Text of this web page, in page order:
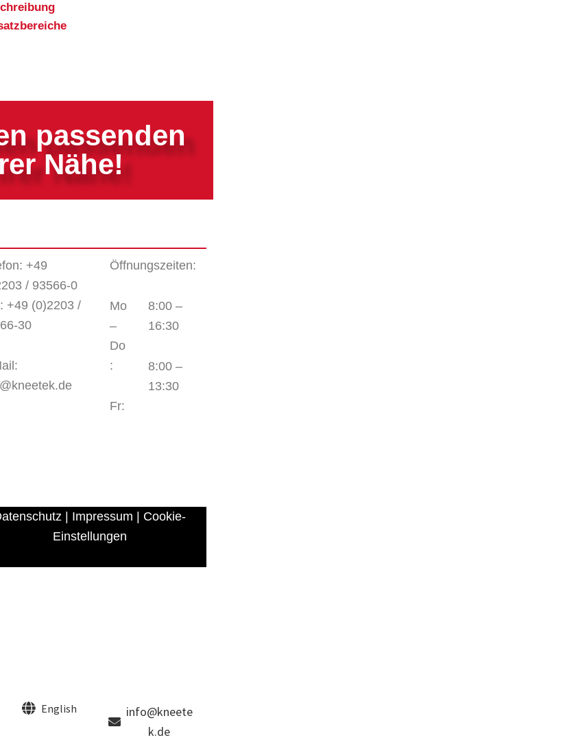
passenden
Nähe!
+49
/ 93566-0
+49 (0)2203 /
30
Öffnungszeiten:
Mo
–
Do
:
Fr:
8:00 –
16:30
8:00 –
13:30
Impressum
Cookie-
Einstellungen
English
info@kneete
k.de